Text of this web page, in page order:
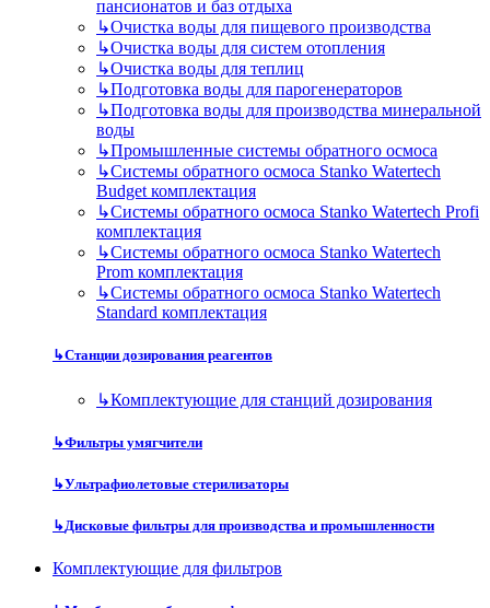
пансионатов и баз отдыха
↳Очистка воды для пищевого производства
↳Очистка воды для систем отопления
↳Очистка воды для теплиц
↳Подготовка воды для парогенераторов
↳Подготовка воды для производства минеральной
воды
↳Промышленные системы обратного осмоса
↳Системы обратного осмоса Stanko Watertech
Budget комплектация
↳Системы обратного осмоса Stanko Watertech Profi
комплектация
↳Системы обратного осмоса Stanko Watertech
Prom комплектация
↳Системы обратного осмоса Stanko Watertech
Standard комплектация
↳Станции дозирования реагентов
↳Комплектующие для станций дозирования
↳Фильтры умягчители
↳Ультрафиолетовые стерилизаторы
↳Дисковые фильтры для производства и промышленности
Комплектующие для фильтров